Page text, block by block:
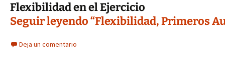
Flexibilidad en el Ejercicio
Seguir leyendo “Flexibilidad, Primeros
Deja un comentario